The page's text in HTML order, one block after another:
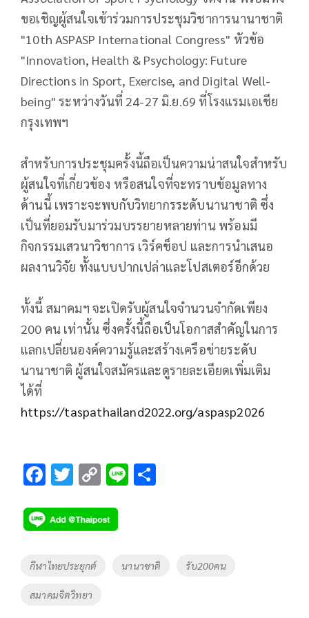
ขอเชิญผู้สนใจเข้าร่วมการประชุมวิชาการนานาชาติ
"10th ASPASP International Congress" หัวข้อ
"Innovation, Health & Psychology: Future
Directions in Sport, Exercise, and Digital Well-
being" ระหว่างวันที่ 24-27 มิ.ย.69 ที่โรงแรมเอเชีย
กรุงเทพฯ
สำหรับการประชุมครั้งนี้ถือเป็นความน่าสนใจสำหรับ
ผู้สนใจที่เกี่ยวข้อง หรือสนใจที่จะทราบข้อมูลทาง
ด้านนี้ เพราะจะพบกับวิทยากรระดับนานาชาติ ซึ่ง
เป็นที่ยอมรับมาร่วมบรรยายหลายท่าน พร้อมมี
กิจกรรมเสวนาวิชาการ เวิร์คช็อป และการนำเสนอ
ผลงานวิจัย ทั้งแบบปากเปล่าและโปสเตอร์อีกด้วย
ทั้งนี้ สมาคมฯ จะเปิดรับผู้สนใจจำนวนจำกัดเพียง
200 คน เท่านั้น ซึ่งครั้งนี้ถือเป็นโอกาสสำคัญในการ
แลกเปลี่ยนองค์ความรู้และสร้างเครือข่ายระดับ
นานาชาติ ผู้สนใจสมัครและดูรายละเอียดเพิ่มเติม
ได้ที่
https://taspathailand2022.org/aspasp2026
F
e
b
o
k
T
tt
er
C
p
y
Li
Tags
กีฬาไทยประยุกต์ นานาชาติ รับ200คน
สมาคมจิตวิทยา